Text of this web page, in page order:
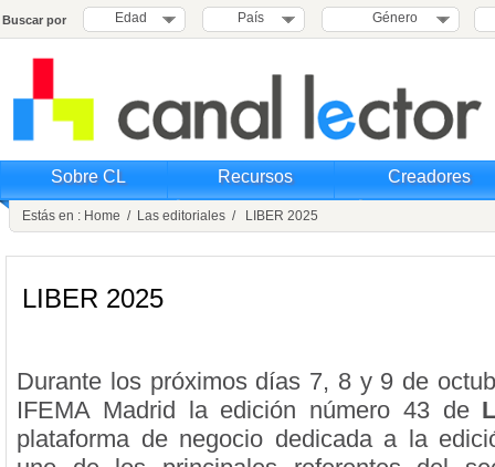
Buscar por Edad País Género
Sobre CL Recursos Creadores
Estás en : Home / Las editoriales / LIBER 2025
LIBER 2025
Durante los próximos días 7, 8 y 9 de
IFEMA Madrid la edición número 43 de
plataforma de negocio dedicada a la